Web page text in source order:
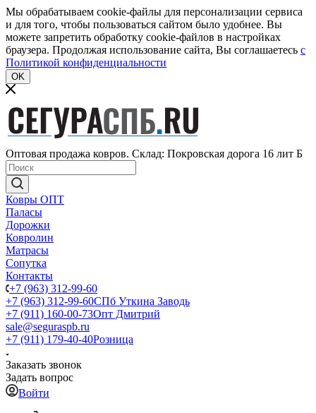
Мы обрабатываем cookie-файлы для персонализации сервиса
и для того, чтобы пользоваться сайтом было удобнее. Вы
можете запретить обработку cookie-файлов в настройках
браузера. Продолжая использование сайта, Вы соглашаетесь c
Политикой конфиденциальности
OK
Оптовая продажа ковров. Склад: Покровская дорога 16 лит Б
Ковры ОПТ
Паласы
Дорожки
Ковролин
Матрасы
Сопутка
Контакты
+7 (963) 312-99-60
+7 (963) 312-99-60СПб Уткина Заводь
+7 (911) 160-00-73Опт Дмитрий
sale@seguraspb.ru
+7 (911) 179-40-40Розница
Заказать звонок
Задать вопрос
Войти